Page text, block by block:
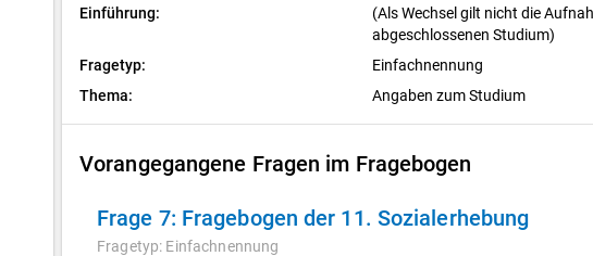
Einführung:
(Als Wechsel gilt nicht die
abgeschlossenen Studium)
Fragetyp:
Einfachnennung
Thema:
Angaben zum Studium
Vorangegangene Fragen im Fragebogen
Frage 7: Fragebogen der 11. Sozialerhebung
Fragetyp: Einfachnennung